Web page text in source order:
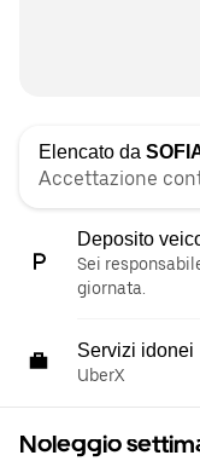
Elencato da
Accettazione
Deposito
Sei
giornata.
Servizi idonei
UberX
Noleggio